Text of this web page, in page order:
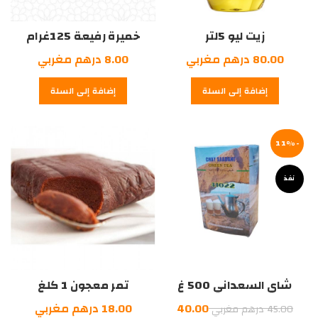
زيت ليو 5لتر
80.00 درهم مغربي
إضافة إلى السلة
خميرة رفيعة 125غرام
8.00 درهم مغربي
إضافة إلى السلة
-11%
نفذ
شاي السعداني 500 غ
45.00درهم مغربيالسعر
40.00
تمر معجون 1 كلغ
18.00 درهم مغربي